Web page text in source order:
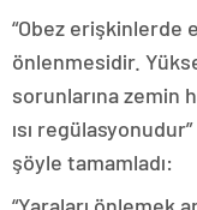
“Obez erişkinlerde
önlenmesidir.
sorunlarına zemin
ısı
şöyle tamamladı: